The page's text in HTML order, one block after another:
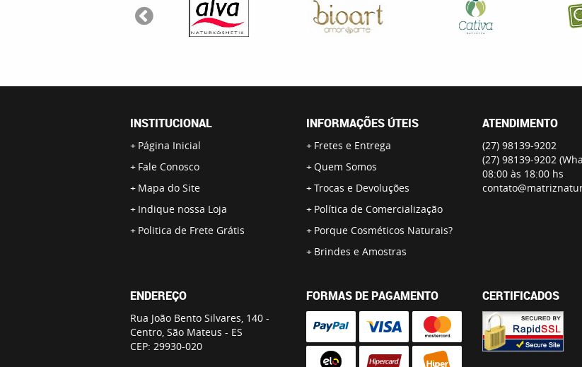
INSTITUCIONAL
Página Inicial
Fale Conosco
Mapa do Site
Indique nossa Loja
Politica de Frete Grátis
INFORMAÇÕES ÚTEIS
Fretes e Entrega
Quem Somos
Trocas e Devoluções
Política de Comercialização
Porque Cosméticos Naturais?
Brindes e Amostras
ATENDIMENTO
(27) 98139-9202
(27) 98139-9202
08:00 às 18:00 hs
ENDEREÇO
Rua João Bento Silvares, 140 -
Centro, São Mateus - ES
CEP: 29930-020
FORMAS DE PAGAMENTO CERTIFICADOS